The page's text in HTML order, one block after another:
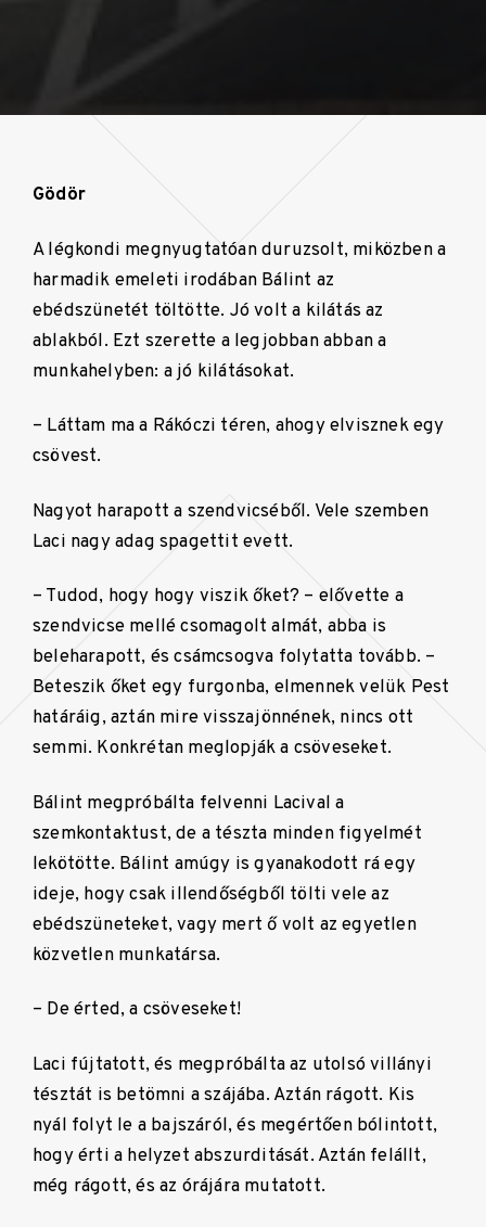
Gödör
A légkondi megnyugtatóan duruzsolt, miközben a
harmadik emeleti irodában Bálint az
ebédszünetét töltötte. Jó volt a kilátás az
ablakból. Ezt szerette a legjobban abban a
munkahelyben: a jó kilátásokat.
– Láttam ma a Rákóczi téren, ahogy elvisznek egy
csövest.
Nagyot harapott a szendvicséből. Vele szemben
Laci nagy adag spagettit evett.
– Tudod, hogy hogy viszik őket? – elővette a
szendvicse mellé csomagolt almát, abba is
beleharapott, és csámcsogva folytatta tovább. –
Beteszik őket egy furgonba, elmennek velük Pest
határáig, aztán mire visszajönnének, nincs ott
semmi. Konkrétan meglopják a csöveseket.
Bálint megpróbálta felvenni Lacival a
szemkontaktust, de a tészta minden figyelmét
lekötötte. Bálint amúgy is gyanakodott rá egy
ideje, hogy csak illendőségből tölti vele az
ebédszüneteket, vagy mert ő volt az egyetlen
közvetlen munkatársa.
– De érted, a csöveseket!
Laci fújtatott, és megpróbálta az utolsó villányi
tésztát is betömni a szájába. Aztán rágott. Kis
nyál folyt le a bajszáról, és megértően bólintott,
hogy érti a helyzet abszurditását. Aztán felállt,
még rágott, és az órájára mutatott.